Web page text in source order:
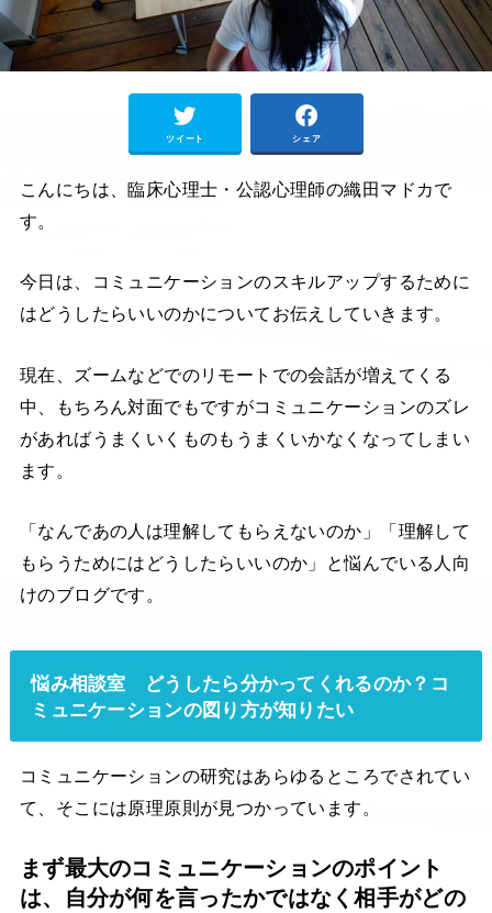
ツイート シェア
こんにちは、臨床心理士・公認心理師の織田マドカで
す。
今日は、コミュニケーションのスキルアップするために
はどうしたらいいのかについてお伝えしていきます。
現在、ズームなどでのリモートでの会話が増えてくる
中、もちろん対面でもですがコミュニケーションのズレ
があればうまくいくものもうまくいかなくなってしまい
ます。
「なんであの人は理解してもらえないのか」「理解して
もらうためにはどうしたらいいのか」と悩んでいる人向
けのブログです。
悩み相談室 どうしたら分かってくれるのか？コ
ミュニケーションの図り方が知りたい
コミュニケーションの研究はあらゆるところでされてい
て、そこには原理原則が見つかっています。
まず最大のコミュニケーションのポイント
は、自分が何を言ったかではなく相手がどの